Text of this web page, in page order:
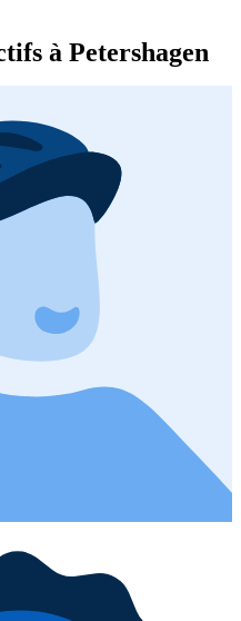
à Petershagen